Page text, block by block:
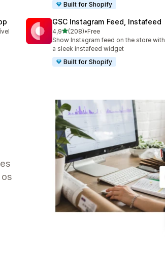
Built for Shopify
GSC Instagram Feed, Instafeed
4,9de 5 estrelas
(208)
208 total de avaliações
•Free
Show Instagram feed on the store with
a sleek instafeed widget
Built for Shopify